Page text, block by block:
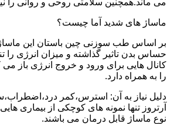
ماساژ های شدید آما چیست؟
بر اساس طب سوزنی چین باستان این
حساس بدن تاثیر گذاشته و میزان انرژی را
کانال هایی برای ورود و خروج انرژی باز
را به همراه دارد.
دلیل نیاز به آن: استرس،کمر
آرتروز تنها نمونه های کوچکی از بیماری
نوع ماساژ قابل درمان می باشند.